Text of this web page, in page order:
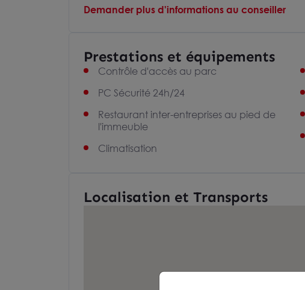
Demander plus d'informations au conseiller
Prestations et équipements
Contrôle d'accès au parc
PC Sécurité 24h/24
Restaurant inter-entreprises au pied de
l'immeuble
Climatisation
Localisation et Transports